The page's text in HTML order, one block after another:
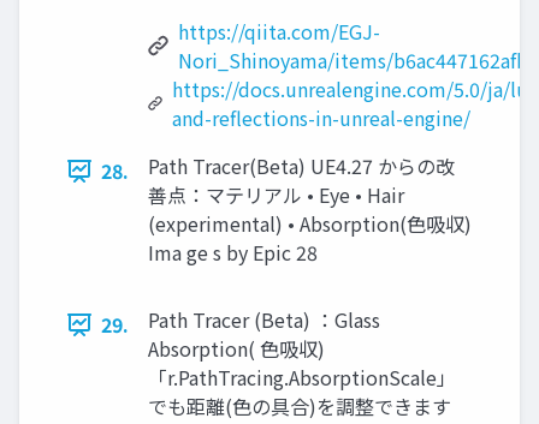
https://qiita.com/EGJ-
Nori_Shinoyama/items/
https://docs.unrealengine.com/5.0/ja/
and-reflections-in-unreal-engine/
28.
Path Tracer(Beta) UE4.27 からの改
善点：マテリアル • Eye • Hair
(experimental) • Absorption(色吸収)
Ima ge s by Epic 28
29.
Path Tracer (Beta) ：Glass
Absorption( 色吸収)
「r.PathTracing.AbsorptionScale」
でも距離(色の具合)を調整できます